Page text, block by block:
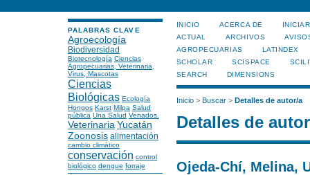
PALABRAS CLAVE
Agroecología
Biodiversidad
Biotecnología Ciencias
Agropecuarias, Veterinaria,
Virus, Mascotas
Ciencias
Biológicas Ecología
Hongos Karst Milpa Salud
pública Una Salud Venados.
Veterinaria Yucatán
Zoonosis alimentación
cambio climático
conservación control
biológico dengue forraje
INICIO ACERCA DE
ACTUAL
ARCHIVOS
AGROPECUARIAS
LATINDEX
SCHOLAR
SCISPACE
SEARCH
DIMENSIONS
Inicio> Buscar> Detalles de autor/a
Detalles de
Ojeda-Chí, Melina,